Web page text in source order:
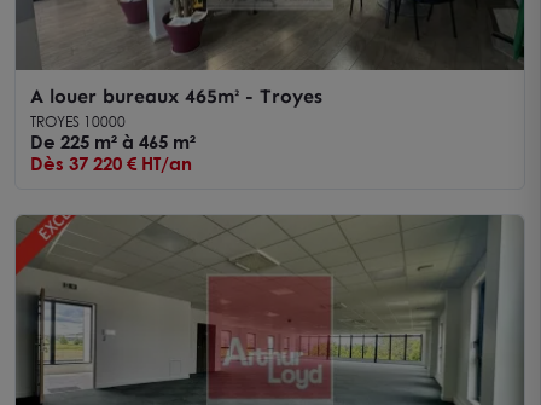
A louer bureaux 465m² - Troyes
TROYES 10000
De 225 m² à 465 m²
Dès 37 220 € HT/an